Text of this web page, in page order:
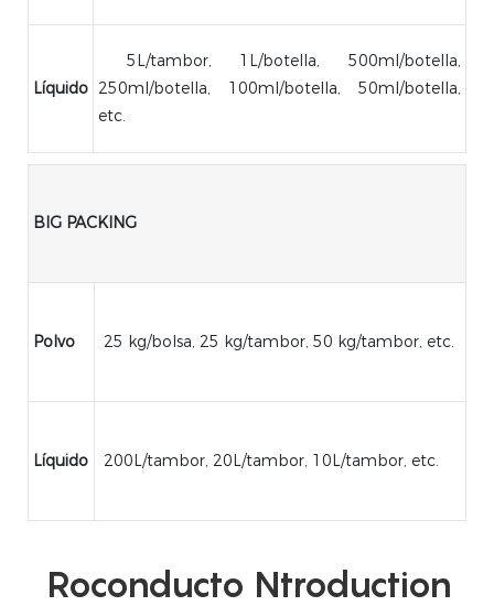
Líquido
5L/tambor, 1L/botella, 500ml/botella,
250ml/botella, 100ml/botella, 50ml/botella,
etc.
BIG PACKING
Polvo 25 kg/bolsa, 25 kg/tambor, 50 kg/tambor, etc.
Líquido 200L/tambor, 20L/tambor, 10L/tambor, etc.
Roconducto Ntroduction